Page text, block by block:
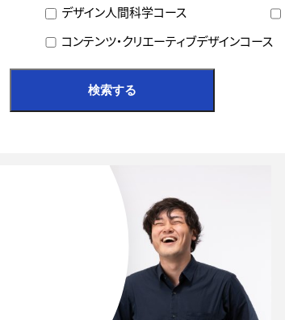
デザイン人間科学コース
コンテンツ・クリエーティブデザインコース
検索する